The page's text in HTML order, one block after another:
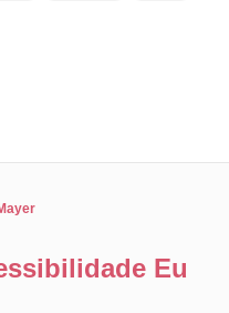
Eu